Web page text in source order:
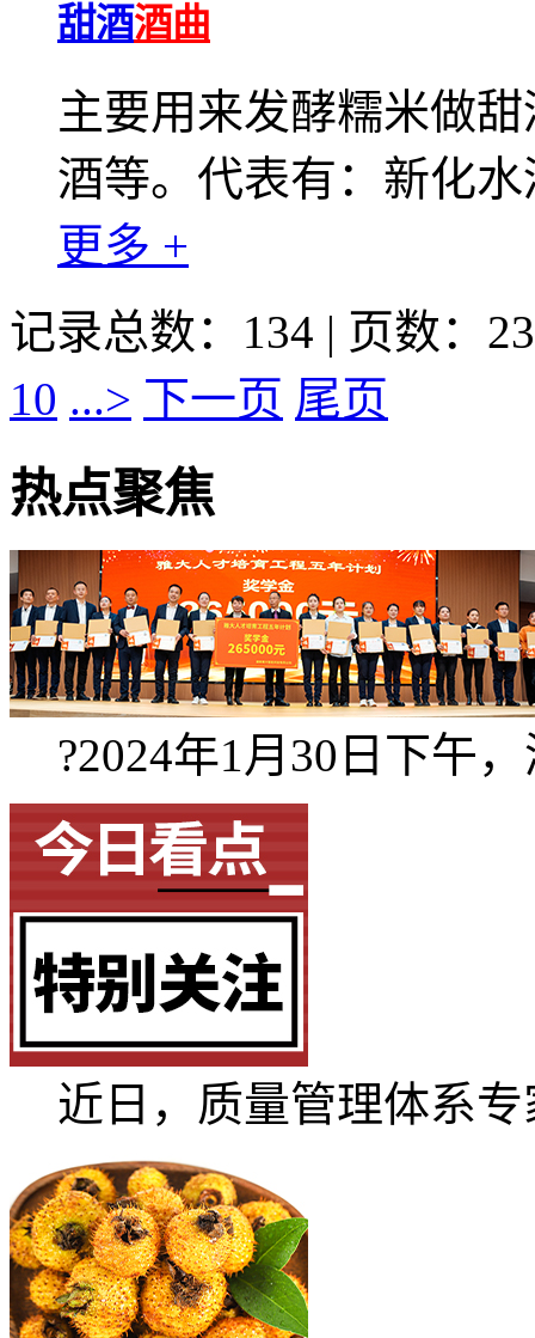
甜酒酒曲
主要用来发酵糯米做
酒等。代表有：新化
更多 +
记录总数：134 | 页数：23
10 ...> 下一页 尾页
热点聚焦
?2024年1月30日下午
近日，质量管理体系专